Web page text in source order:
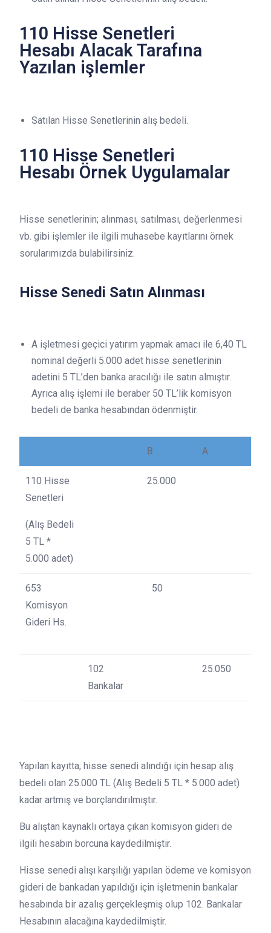
110 Hisse Senetleri
Hesabı Alacak Tarafına
Yazılan işlemler
Satılan Hisse Senetlerinin alış bedeli.
110 Hisse Senetleri
Hesabı Örnek Uygulamalar
Hisse senetlerinin; alınması, satılması, değerlenmesi
vb. gibi işlemler ile ilgili muhasebe kayıtlarını örnek
sorularımızda bulabilirsiniz.
Hisse Senedi Satın Alınması
A işletmesi geçici yatırım yapmak amacı ile 6,40 TL
nominal değerli 5.000 adet hisse senetlerinin
adetini 5 TL’den banka aracılığı ile satın almıştır.
Ayrıca alış işlemi ile beraber 50 TL’lik komisyon
bedeli de banka hesabından ödenmiştir.
B A
110 Hisse
Senetleri
(Alış Bedeli
5 TL *
5.000 adet)
25.000
653
Komisyon
Gideri Hs.
50
102
Bankalar
25.050
Yapılan kayıtta; hisse senedi alındığı için hesap alış
bedeli olan 25.000 TL (Alış Bedeli 5 TL * 5.000 adet)
kadar artmış ve borçlandırılmıştır.
Bu alıştan kaynaklı ortaya çıkan komisyon gideri de
ilgili hesabın borcuna kaydedilmiştir.
Hisse senedi alışı karşılığı yapılan ödeme ve komisyon
gideri de bankadan yapıldığı için işletmenin bankalar
hesabında bir azalış gerçekleşmiş olup 102. Bankalar
Hesabının alacağına kaydedilmiştir.